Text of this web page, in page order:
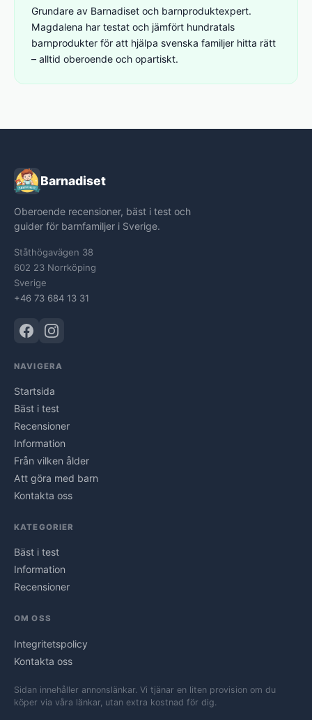
Grundare av Barnadiset och barnproduktexpert.
Magdalena har testat och jämfört hundratals
barnprodukter för att hjälpa svenska familjer hitta rätt
– alltid oberoende och opartiskt.
Barnadiset
Oberoende recensioner, bäst i test och
guider för barnfamiljer i Sverige.
Ståthögavägen 38
602 23 Norrköping
Sverige
+46 73 684 13 31
NAVIGERA
Startsida
Bäst i test
Recensioner
Information
Från vilken ålder
Att göra med barn
Kontakta oss
KATEGORIER
Bäst i test
Information
Recensioner
OM OSS
Integritetspolicy
Kontakta oss
Sidan innehåller annonslänkar. Vi tjänar en liten provision om du
köper via våra länkar, utan extra kostnad för dig.